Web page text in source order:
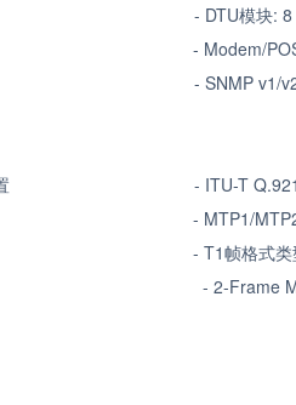
Q.Sig - DTU模块:
E1/T1 - Modem/
-SNMP v1/
配置 - ITU-T
- MTP1/
-T1帧格式类
(F4,FT) -2-Frame